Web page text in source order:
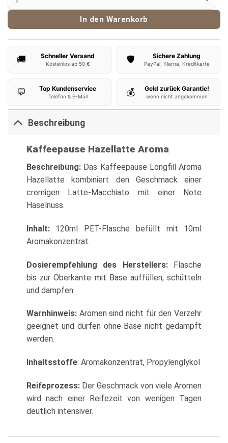
In den Warenkorb
🚚 Schneller Versand
Kostenlos ab 50 € 🛡️ Sichere Zahlung
PayPal, Klarna, Kreditkarte
💬 Top Kundenservice
Telefon & E-Mail 💰 Geld zurück Garantie!
wenn nicht angekommen
Beschreibung
Kaffeepause Hazellatte Aroma
Beschreibung:Das Kaffeepause Longfill Aroma
Hazellatte kombiniert den Geschmack einer
cremigen Latte-Macchiato mit einer Note
Haselnuss.
Inhalt:120ml PET-Flasche befüllt mit 10ml
Aromakonzentrat.
Dosierempfehlung des Herstellers:Flasche
bis zur Oberkante mit Base auffüllen, schütteln
und dampfen.
Warnhinweis:Aromen sind nicht für den Verzehr
geeignet und dürfen ohne Base nicht gedampft
werden.
Inhaltsstoffe: Aromakonzentrat, Propylenglykol
Reifeprozess:Der Geschmack von viele Aromen
wird nach einer Reifezeit von wenigen Tagen
deutlich intensiver.